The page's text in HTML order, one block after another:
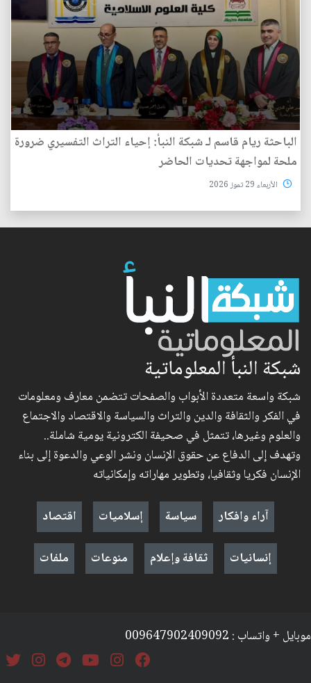
الباحثة ريام قاسم لـ شبكة النبأ: إحياء التراث التفسيري ضرورة
ملحة لمواجهة تحديات الحاضر
الأربعاء 29 تموز 2026
شبكة النبأ المعلوماتية
شبكة واسعة متعددة الأبواب والصفحات تتضمن معارف ومعلومات
في الفكر والثقافة والدين والتراث والسياسة والاقتصاد والاجتماع
والعلوم وغيرها، تتمثل في صحيفة الكترونية يومية شاملة..
وتهدف إلى الدفاع عن حقوق الإنسان ونشر الوعي والدعوة إلى بناء
الإنسان فكريا وثقافيا، وتطوير مهاراته وإمكانياته
آراء وافكار
سياسة إسلاميات
اقتصاد
إنسانيات
ثقافة وإعلام منوعات ملفات
موبايل + واتساب : 009647902409092